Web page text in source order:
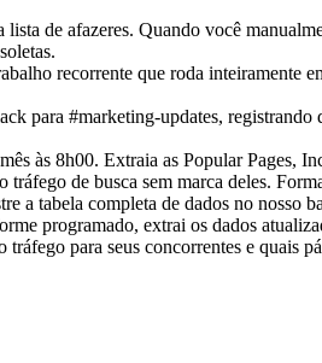
de afazeres. Quando você
recorrente que roda inteiramente
às 8h00. Extraia as Popular Pages,
de busca sem marca deles.
a tabela completa de dados no nosso
programado, extrai os dados
para seus concorrentes e quais